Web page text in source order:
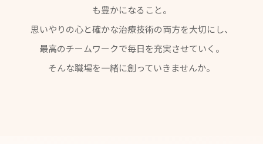
も豊かになること。
思いやりの心と確かな治療技術の両方を大切にし、
最高のチームワークで毎日を充実させていく。
そんな職場を一緒に創っていきませんか。